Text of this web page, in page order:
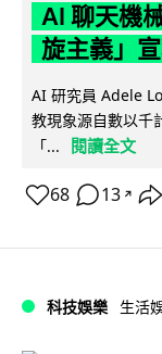
AI 聊天機
旋主義」
AI 研究員 Adele
教現象源自數以千
「...
閱讀全文
68 13 ↗
科技娛樂 生活